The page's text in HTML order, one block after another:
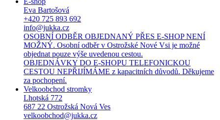
Eva Bartošová
+420 725 893 692
info@jukka.cz
OSOBNÍ ODBĚR OBJEDNANÝ PŘES E-SHOP NENÍ
MOŽNÝ. Osobní odběr v Ostrožské Nové Vsi je možné
objednat pouze výše uvedenou cestou.
OBJEDNÁVKY DO E-SHOPU TELEFONICKOU
CESTOU NEPŘIJÍMÁME z kapacitních důvodů. Děkujeme
za pochopení.
Velkoobchod stromky
Lhotská 772
687 22 Ostrožská Nová Ves
velkoobchod@jukka.cz